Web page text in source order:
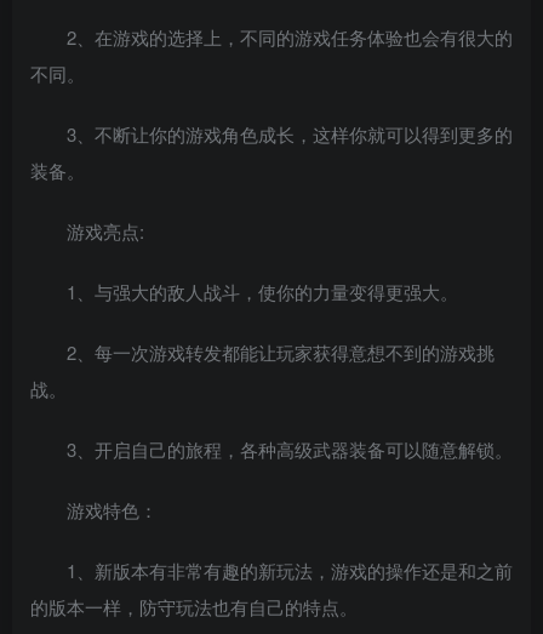
2、在游戏的选择上，不同的游戏任务体验也会有很大的
不同。
3、不断让你的游戏角色成长，这样你就可以得到更多的
装备。
游戏亮点:
1、与强大的敌人战斗，使你的力量变得更强大。
2、每一次游戏转发都能让玩家获得意想不到的游戏挑
战。
3、开启自己的旅程，各种高级武器装备可以随意解锁。
游戏特色：
1、新版本有非常有趣的新玩法，游戏的操作还是和之前
的版本一样，防守玩法也有自己的特点。